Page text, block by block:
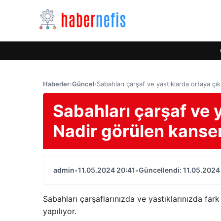
Haberler›Güncel›Sabahları çarşaf ve yastıklarda ortaya
Sabahları çarşaf ve
Nadir görülen
admin•11.05.2024 20:41•Güncellendi:
Sabahları çarşaflarınızda ve yastıklarınızda
yapılıyor.